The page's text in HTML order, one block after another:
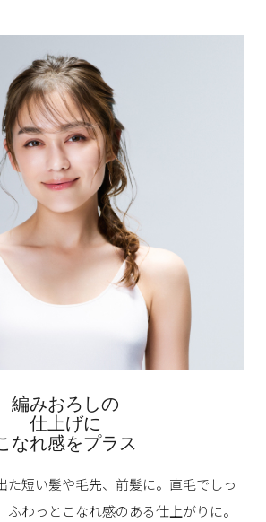
編みおろしの
仕上げに
なれ感をプラス
短い髪や毛先、前髪に。 直毛でしっ
ふわっとこなれ感のある仕上がりに。